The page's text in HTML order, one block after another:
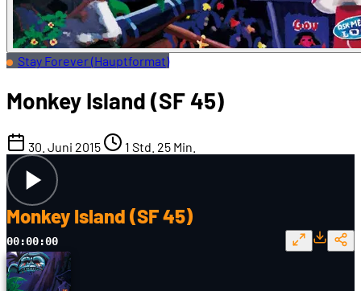
Stay Forever (Hauptformat)
Monkey Island (SF 45)
30. Juni 2015 1 Std. 25 Min.
Monkey Island (SF 45)
00:00:00